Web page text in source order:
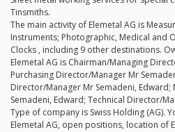
Tinsmiths.
The main activity of Elemetal AG is
Instruments; Photographic, Medical and
Clocks , including 9 other destinations.
Elemetal AG is Chairman/Managing
Purchasing Director/Manager Mr
Director/Manager Mr Semadeni,
Semadeni, Edward; Technical Director/
Type of company is Swiss Holding (AG).
Elemetal AG, open positions, location of